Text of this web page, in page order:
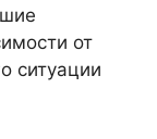
от
ситуации